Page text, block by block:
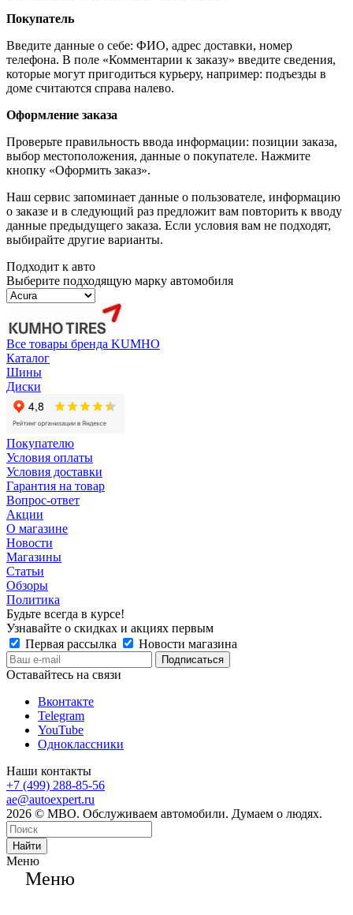
Покупатель
Введите данные о себе: ФИО, адрес доставки, номер
телефона. В поле «Комментарии к заказу» введите сведения,
которые могут пригодиться курьеру, например: подъезды в
доме считаются справа налево.
Оформление заказа
Проверьте правильность ввода информации: позиции заказа,
выбор местоположения, данные о покупателе. Нажмите
кнопку «Оформить заказ».
Наш сервис запоминает данные о пользователе, информацию
о заказе и в следующий раз предложит вам повторить к вводу
данные предыдущего заказа. Если условия вам не подходят,
выбирайте другие варианты.
Подходит к авто
Выберите подходящую марку автомобиля
Все товары бренда KUMHO
Каталог
Шины
Диски
Покупателю
Условия оплаты
Условия доставки
Гарантия на товар
Вопрос-ответ
Акции
О магазине
Новости
Магазины
Статьи
Обзоры
Политика
Будьте всегда в курсе!
Узнавайте о скидках и акциях первым
Первая рассылка
Новости магазина
Оставайтесь на связи
Вконтакте
Telegram
YouTube
Одноклассники
Наши контакты
+7 (499) 288-85-56
ae@autoexpert.ru
2026 © МВО. Обслуживаем автомобили. Думаем о людях.
Найти
Меню
Меню